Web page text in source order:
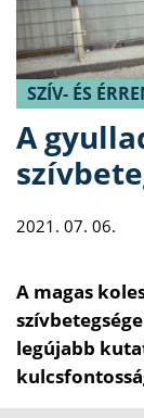
SZÍV- ÉS
A
2021. 07. 06.
A magas
legújabb